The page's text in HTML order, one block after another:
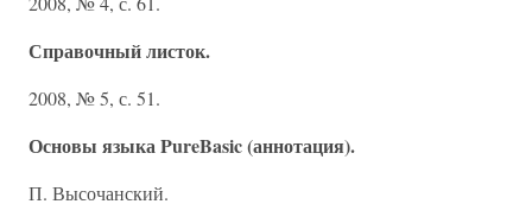
Справочный листок.
2008, № 5, с. 51.
Основы языка PureBasic (аннотация).
П. Высочанский.